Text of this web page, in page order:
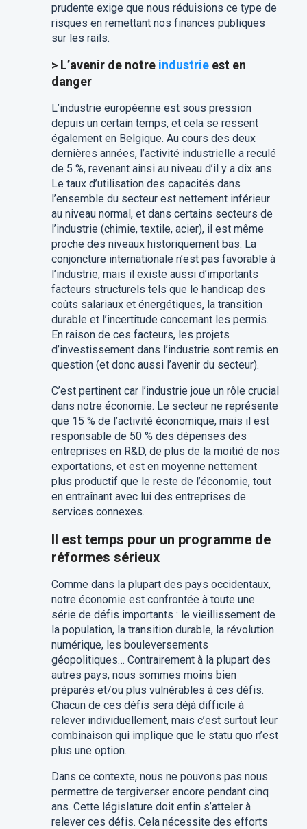
prudente exige que nous réduisions ce type de
risques en remettant nos finances publiques
sur les rails.
> L’avenir de notre industrieest en
danger
L’industrie européenne est sous pression
depuis un certain temps, et cela se ressent
également en Belgique. Au cours des deux
dernières années, l’activité industrielle a reculé
de 5 %, revenant ainsi au niveau d’il y a dix ans.
Le taux d’utilisation des capacités dans
l’ensemble du secteur est nettement inférieur
au niveau normal, et dans certains secteurs de
l’industrie (chimie, textile, acier), il est même
proche des niveaux historiquement bas. La
conjoncture internationale n’est pas favorable à
l’industrie, mais il existe aussi d’importants
facteurs structurels tels que le handicap des
coûts salariaux et énergétiques, la transition
durable et l’incertitude concernant les permis.
En raison de ces facteurs, les projets
d’investissement dans l’industrie sont remis en
question (et donc aussi l’avenir du secteur).
C’est pertinent car l’industrie joue un rôle crucial
dans notre économie. Le secteur ne représente
que 15 % de l’activité économique, mais il est
responsable de 50 % des dépenses des
entreprises en R&D, de plus de la moitié de nos
exportations, et est en moyenne nettement
plus productif que le reste de l’économie, tout
en entraînant avec lui des entreprises de
services connexes.
Il est temps pour un programme de
réformes sérieux
Comme dans la plupart des pays occidentaux,
notre économie est confrontée à toute une
série de défis importants : le vieillissement de
la population, la transition durable, la révolution
numérique, les bouleversements
géopolitiques… Contrairement à la plupart des
autres pays, nous sommes moins bien
préparés et/ou plus vulnérables à ces défis.
Chacun de ces défis sera déjà difficile à
relever individuellement, mais c’est surtout leur
combinaison qui implique que le statu quo n’est
plus une option.
Dans ce contexte, nous ne pouvons pas nous
permettre de tergiverser encore pendant cinq
ans. Cette législature doit enfin s’atteler à
relever ces défis. Cela nécessite des efforts